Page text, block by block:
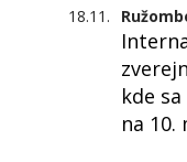
18.11.
kde
na 10.